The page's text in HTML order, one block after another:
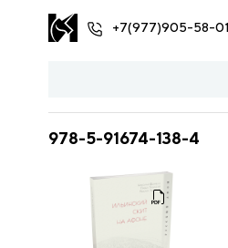
+7(977)905-58-01
978-5-91674-138-4